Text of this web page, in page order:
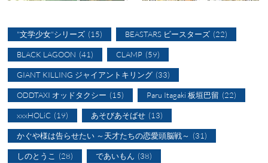
"文学少女"シリーズ (15) BEASTARS ビースターズ (22)
BLACK LAGOON (41) CLAMP (59)
GIANT KILLING ジャイアントキリング (33)
ODDTAXI オッドタクシー (15) Paru Itagaki 板垣巴留 (22)
xxxHOLiC (19) あそびあそばせ (13)
かぐや様は告らせたい ～天才たちの恋愛頭脳戦～ (31)
しのとうこ (28) であいもん (38)